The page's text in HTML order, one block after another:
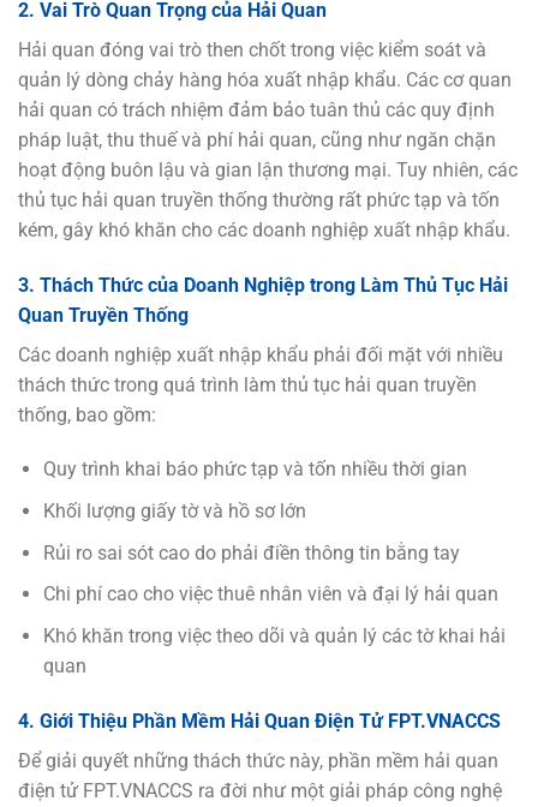
2. Vai Trò Quan Trọng của Hải Quan
Hải quan đóng vai trò then chốt trong việc kiểm soát và
quản lý dòng chảy hàng hóa xuất nhập khẩu. Các cơ quan
hải quan có trách nhiệm đảm bảo tuân thủ các quy định
pháp luật, thu thuế và phí hải quan, cũng như ngăn chặn
hoạt động buôn lậu và gian lận thương mại. Tuy nhiên, các
thủ tục hải quan truyền thống thường rất phức tạp và tốn
kém, gây khó khăn cho các doanh nghiệp xuất nhập khẩu.
3. Thách Thức của Doanh Nghiệp trong Làm Thủ Tục Hải
Quan Truyền Thống
Các doanh nghiệp xuất nhập khẩu phải đối mặt với nhiều
thách thức trong quá trình làm thủ tục hải quan truyền
thống, bao gồm:
Quy trình khai báo phức tạp và tốn nhiều thời gian
Khối lượng giấy tờ và hồ sơ lớn
Rủi ro sai sót cao do phải điền thông tin bằng tay
Chi phí cao cho việc thuê nhân viên và đại lý hải quan
Khó khăn trong việc theo dõi và quản lý các tờ khai hải
quan
4. Giới Thiệu Phần Mềm Hải Quan Điện Tử FPT.VNACCS
Để giải quyết những thách thức này, phần mềm hải quan
điện tử FPT.VNACCS ra đời như một giải pháp công nghệ